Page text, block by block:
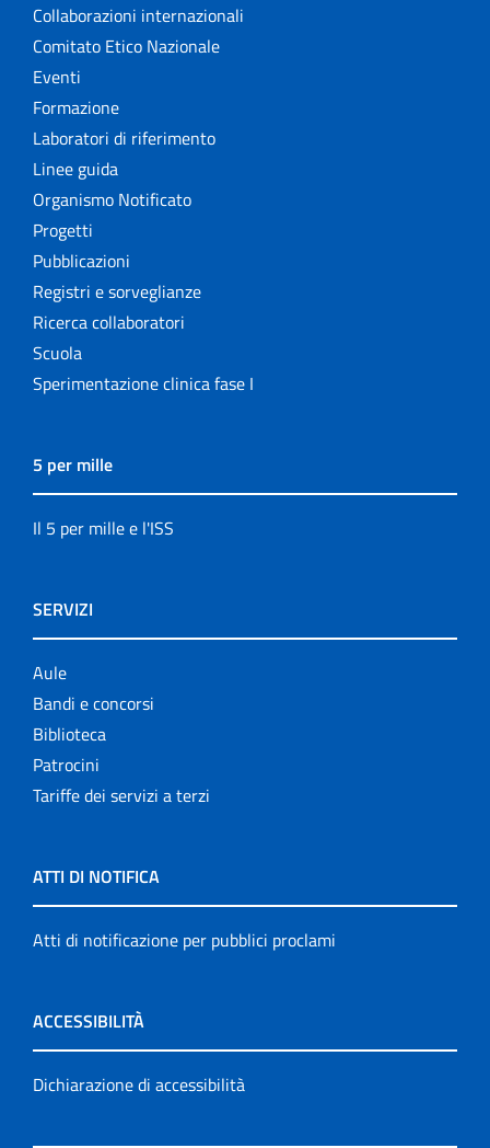
Collaborazioni internazionali
Comitato Etico Nazionale
Eventi
Formazione
Laboratori di riferimento
Linee guida
Organismo Notificato
Progetti
Pubblicazioni
Registri e sorveglianze
Ricerca collaboratori
Scuola
Sperimentazione clinica fase I
5 per mille
Il 5 per mille e l'ISS
SERVIZI
Aule
Bandi e concorsi
Biblioteca
Patrocini
Tariffe dei servizi a terzi
ATTI DI NOTIFICA
Atti di notificazione per pubblici proclami
ACCESSIBILITÀ
Dichiarazione di accessibilità